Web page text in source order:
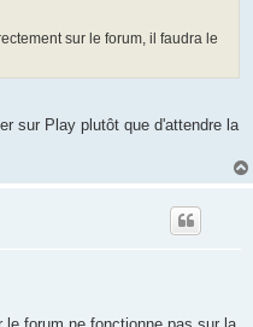
sur le forum, il faudra le
sur Play plutôt que d'attendre la